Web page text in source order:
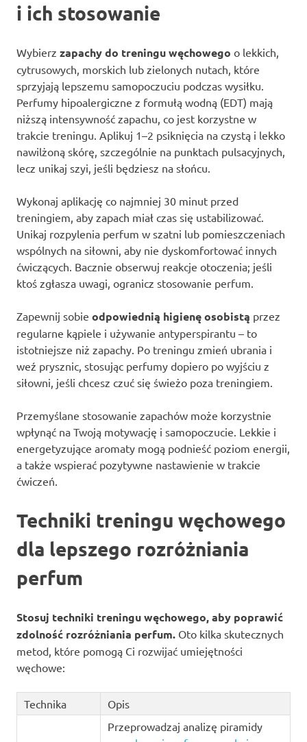
i ich stosowanie
Wybierz zapachy do treningu węchowego o lekkich,
cytrusowych, morskich lub zielonych nutach, które
sprzyjają lepszemu samopoczuciu podczas wysiłku.
Perfumy hipoalergiczne z formułą wodną (EDT) mają
niższą intensywność zapachu, co jest korzystne w
trakcie treningu. Aplikuj 1–2 psiknięcia na czystą i lekko
nawilżoną skórę, szczególnie na punktach pulsacyjnych,
lecz unikaj szyi, jeśli będziesz na słońcu.
Wykonaj aplikację co najmniej 30 minut przed
treningiem, aby zapach miał czas się ustabilizować.
Unikaj rozpylenia perfum w szatni lub pomieszczeniach
wspólnych na siłowni, aby nie dyskomfortować innych
ćwiczących. Bacznie obserwuj reakcje otoczenia; jeśli
ktoś zgłasza uwagi, ogranicz stosowanie perfum.
Zapewnij sobie odpowiednią higienę osobistą przez
regularne kąpiele i używanie antyperspirantu – to
istotniejsze niż zapachy. Po treningu zmień ubrania i
weź prysznic, stosując perfumy dopiero po wyjściu z
siłowni, jeśli chcesz czuć się świeżo poza treningiem.
Przemyślane stosowanie zapachów może korzystnie
wpłynąć na Twoją motywację i samopoczucie. Lekkie i
energetyzujące aromaty mogą podnieść poziom energii,
a także wspierać pozytywne nastawienie w trakcie
ćwiczeń.
Techniki treningu węchowego
dla lepszego rozróżniania
perfum
Stosuj techniki treningu węchowego, aby poprawić
zdolność rozróżniania perfum. Oto kilka skutecznych
metod, które pomogą Ci rozwijać umiejętności
węchowe:
Technika
Opis
Przeprowadzaj analizę piramidy